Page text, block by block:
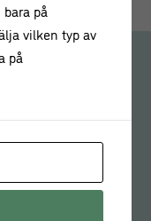
på
vilken typ av
på